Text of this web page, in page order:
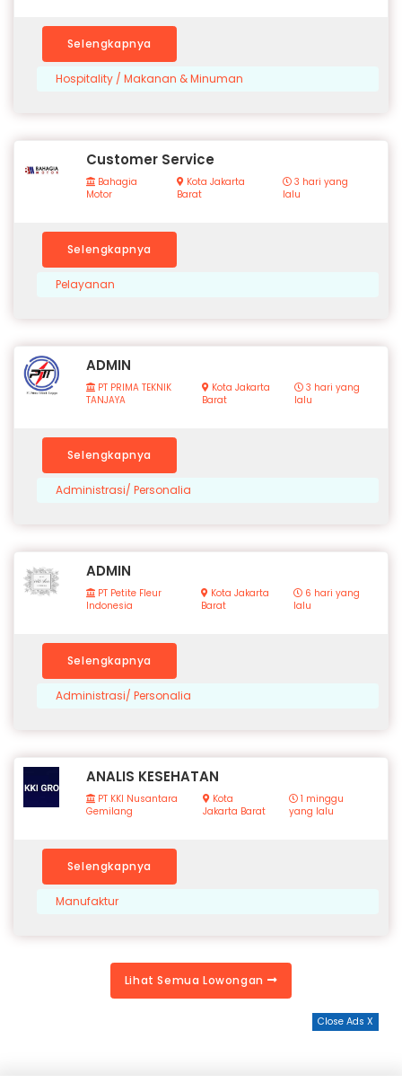
Selengkapnya
Hospitality / Makanan & Minuman
Customer Service
Bahagia
Motor
Kota Jakarta
Barat
3 hari yang
lalu
Selengkapnya
Pelayanan
ADMIN
PT PRIMA TEKNIK
TANJAYA
Kota Jakarta
Barat
3 hari yang
lalu
Selengkapnya
Administrasi/ Personalia
ADMIN
PT Petite Fleur
Indonesia
Kota Jakarta
Barat
6 hari yang
lalu
Selengkapnya
Administrasi/ Personalia
ANALIS KESEHATAN
PT KKI Nusantara
Gemilang
Kota
Jakarta Barat
1 minggu
yang lalu
Selengkapnya
Manufaktur
Lihat Semua Lowongan
Close Ads X